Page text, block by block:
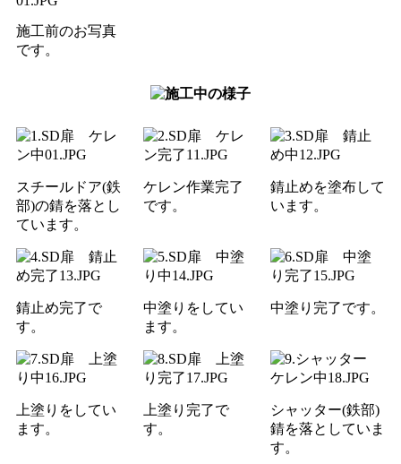
施工前のお写真
です。
スチールドア(鉄
部)の錆を落とし
ています。
ケレン作業完了
です。
錆止めを塗布して
います。
錆止め完了で
す。
中塗りをしてい
ます。
中塗り完了です。
上塗りをしてい
ます。
上塗り完了で
す。
シャッター(鉄部)
錆を落としていま
す。